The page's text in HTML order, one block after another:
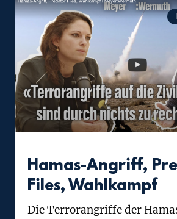
Hamas-Angriff,
Files, Wahlkampf
Die Terrorangriffe der